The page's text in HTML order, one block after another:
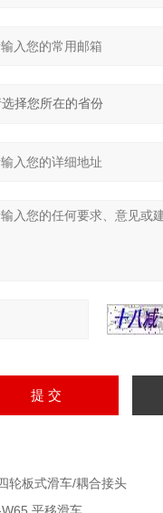
轮板式滑车/耦合接头